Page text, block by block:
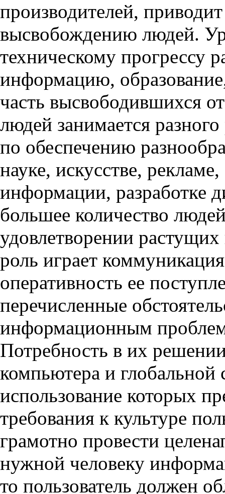
производителей,
высвобождению людей.
техническому прогрессу
информацию,
часть высвободившихся
людей занимается
по обеспечению
науке, искусстве,
информации, разработке
большее количество
удовлетворении
роль играет
оперативность ее
перечисленные
информационным
Потребность в их
компьютера и глобальной
использование которых
требования к культуре
грамотно провести
нужной человеку
то пользователь должен